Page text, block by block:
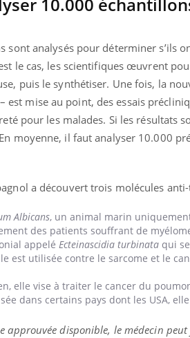
10.000
sont analysés pour déterminer s’ils
le cas, les scientifiques œuvrent
puis le synthétiser. Une fois, la
est mise au point, des essais
pour les malades. Si les résultats
moyenne, il faut analyser 10.000
a découvert trois molécules
Albicans, un animal marin
des patients souffrant de
appelé Ecteinascidia turbinata qui
est utilisée contre le sarcome et le
elle vise à traiter le cancer du
dans certains pays dont les USA,
approuvée disponible, le médecin